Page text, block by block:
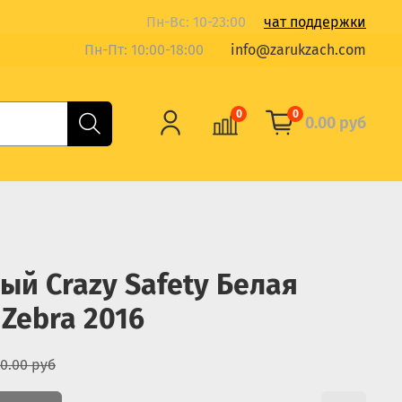
Пн-Вс: 10-23:00
чат поддержки
Пн-Пт: 10:00-18:00 info@zarukzach.com
0 0 0.00 руб
Crazy Safety Белая
2016
руб